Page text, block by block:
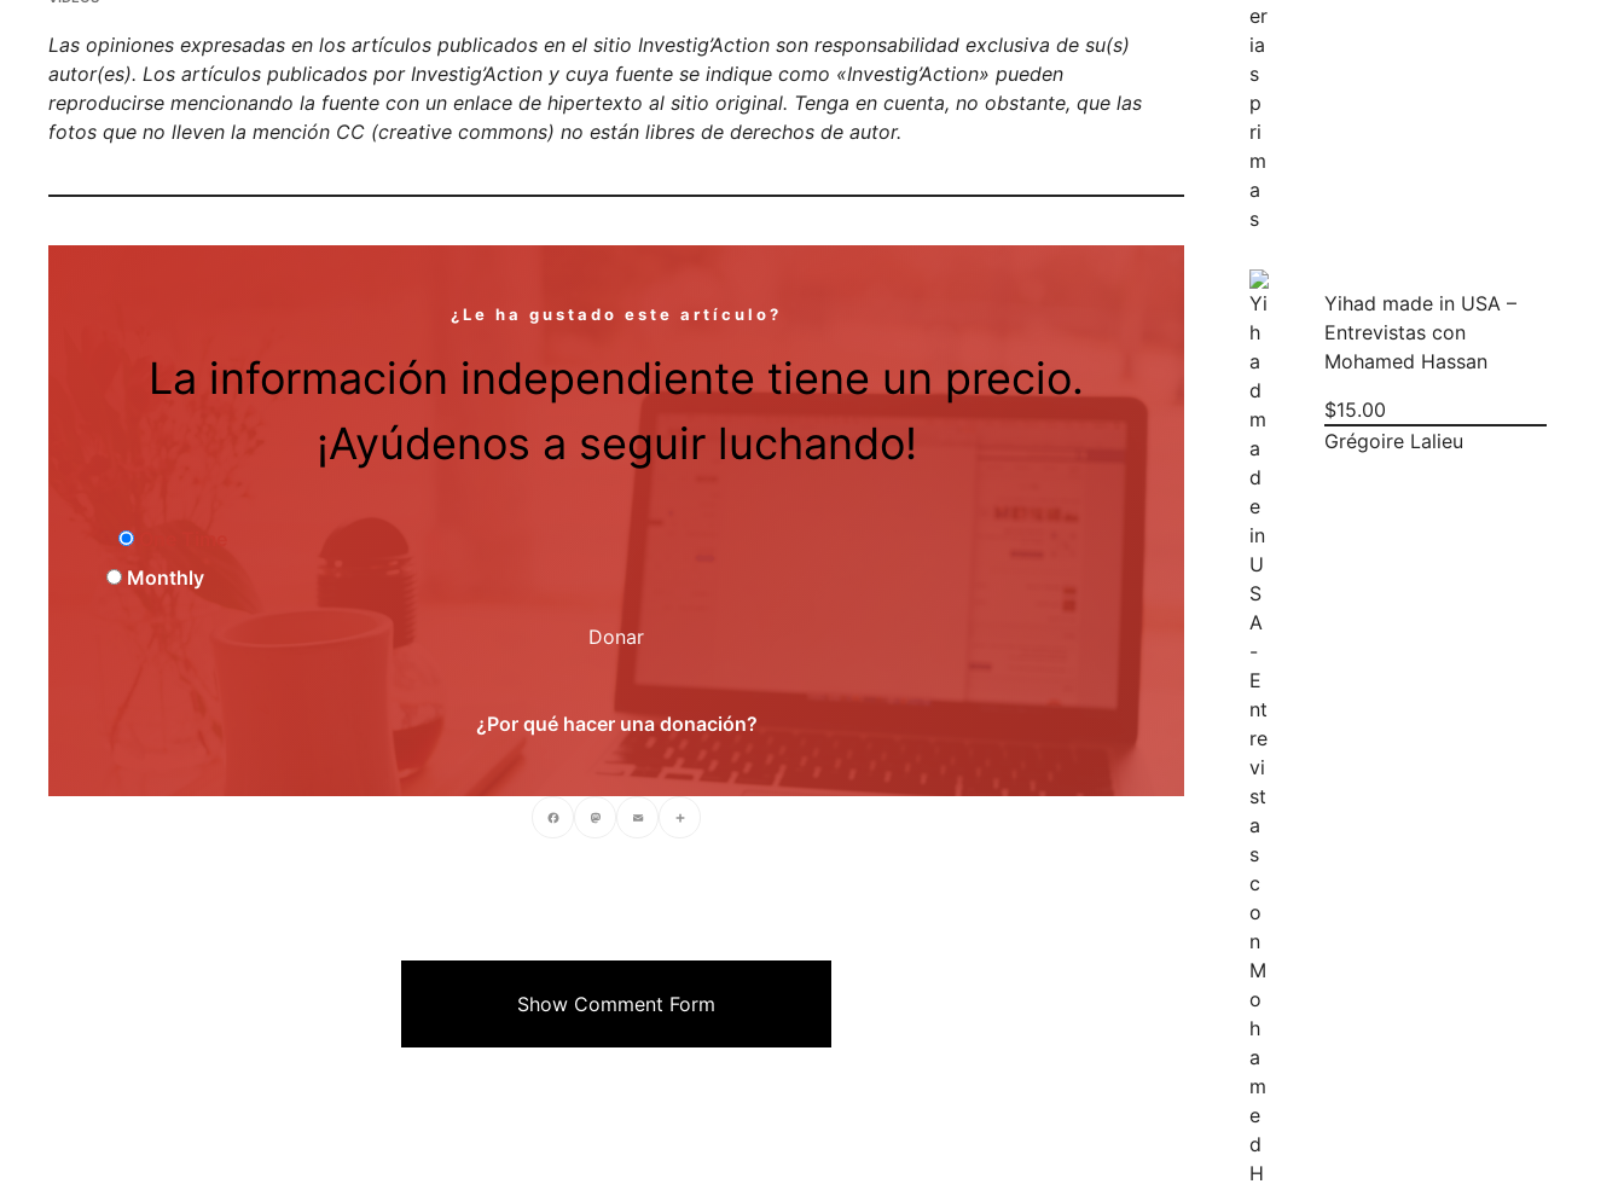
Las opiniones expresadas en los artículos publicados en el sitio Investig’Action son responsabilidad exclusiva de su(s)
autor(es). Los artículos publicados por Investig’Action y cuya fuente se indique como «Investig’Action» pueden
reproducirse mencionando la fuente con un enlace de hipertexto al sitio original. Tenga en cuenta, no obstante, que las
fotos que no lleven la mención CC (creative commons) no están libres de derechos de autor.
¿Le ha gustado este artículo?
La información independiente tiene un precio.
¡Ayúdenos a seguir luchando!
Monthly
Donar
¿Por qué hacer una donación?
Show Comment Form
Yihad made in USA –
Entrevistas con
Mohamed Hassan
$15.00
Grégoire Lalieu